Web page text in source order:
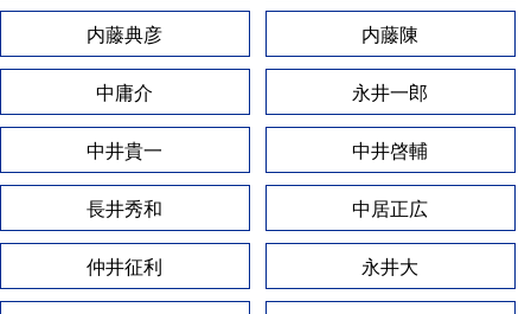
内藤典彦 内藤陳
中庸介 永井一郎
中井貴一 中井啓輔
長井秀和 中居正広
仲井征利 永井大